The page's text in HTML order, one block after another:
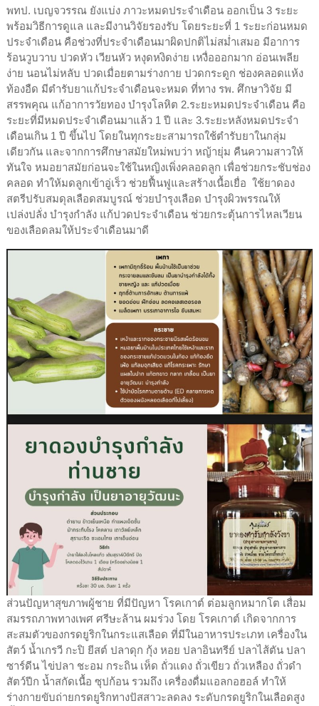
พทป. เบญจวรรณ ยังแบ่ง ภาวะหมดประจำเดือน ออกเป็น 3 ระยะ
พร้อมวิธีการดูแล และมีงานวิจัยรองรับ โดยระยะที่ 1 ระยะก่อนหมด
ประจำเดือน คือช่วงที่ประจำเดือนมาผิดปกติไม่สม่ำเสมอ มีอาการ
ร้อนวูบวาบ ปวดหัว เวียนหัว หงุดหงิดง่าย เหงื่อออกมาก อ่อนเพลีย
ง่าย นอนไม่หลับ ปวดเมื่อยตามร่างกาย ปวดกระดูก ช่องคลอดแห้ง
ท้องอืด มีตำรับยาแก้ประจำเดือนจะหมด ที่ทาง รพ. ศึกษาวิจัย มี
สรรพคุณ แก้อาการวัยทอง บำรุงโลหิต 2.ระยะหมดประจำเดือน คือ
ระยะที่มีหมดประจำเดือนมาแล้ว 1 ปี และ 3.ระยะหลังหมดประจำ
เดือนเกิน 1 ปี ขึ้นไป โดยในทุกระยะสามารถใช้ตำรับยาในกลุ่ม
เดียวกัน และจากการศึกษาสมัยใหม่พบว่า หญ้ายุ่ม คืนความสาวให้
ทันใจ หมอยาสมัยก่อนจะใช้ในหญิงเพิ่งคลอดลูก เพื่อช่วยกระชับช่อง
คลอด ทำให้มดลูกเข้าอู่เร็ว ช่วยฟื้นฟูและสร้างเนื้อเยื่อ ใช้ยาดอง
สตรีปรับสมดุลเลือดสมบูรณ์ ช่วยบำรุงเลือด บำรุงผิวพรรณให้
เปล่งปลั่ง บำรุงกำลัง แก้ปวดประจำเดือน ช่วยกระตุ้นการไหลเวียน
ของเลือดลมให้ประจำเดือนมาดี
ส่วนปัญหาสุขภาพผู้ชาย ที่มีปัญหา โรคเกาต์ ต่อมลูกหมากโต เสื่อม
สมรรถภาพทางเพศ ศรีษะล้าน ผมร่วง โดย โรคเกาต์ เกิดจากการ
สะสมตัวของกรดยูริกในกระแสเลือด ที่มีในอาหารประเภท เครื่องใน
สัตว์ น้ำเกรวี กะปิ ยีสต์ ปลาดุก กุ้ง หอย ปลาอินทรีย์ ปลาไส้ตัน ปลา
ซาร์ดีน ไข่ปลา ชะอม กระถิน เห็ด ถั่วแดง ถั่วเขียว ถั่วเหลือง ถั่วดำ
สัตว์ปีก น้ำสกัดเนื้อ ซุปก้อน รวมถึง เครื่องดื่มแอลกอฮอล์ ทำให้
ร่างกายขับถ่ายกรดยูริกทางปัสสาวะลดลง ระดับกรดยูริกในเลือดสูง